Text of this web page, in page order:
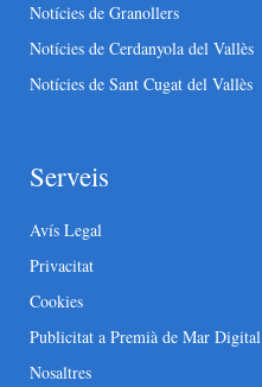
Notícies de Granollers
Notícies de Cerdanyola del Vallès
Notícies de Sant Cugat del Vallès
Serveis
Avís Legal
Privacitat
Cookies
Publicitat a Premià de Mar Digital
Nosaltres